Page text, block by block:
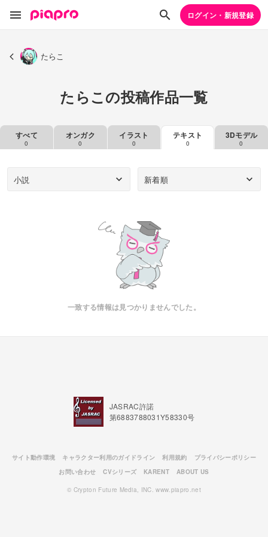
ログイン・新規登録
たらこ
たらこの投稿作品一覧
すべて
0
オンガク
0
イラスト
0
テキスト
0
3Dモデル
0
小説 新着順
一致する情報は見つかりませんでした。
JASRAC許諾
第6883788031Y58330号
サイト動作環境 キャラクター利用のガイドライン 利用規約
プライバシーポリシー
お問い合わせ
CVシリーズ KARENT ABOUT US
© Crypton Future Media, INC. www.piapro.net